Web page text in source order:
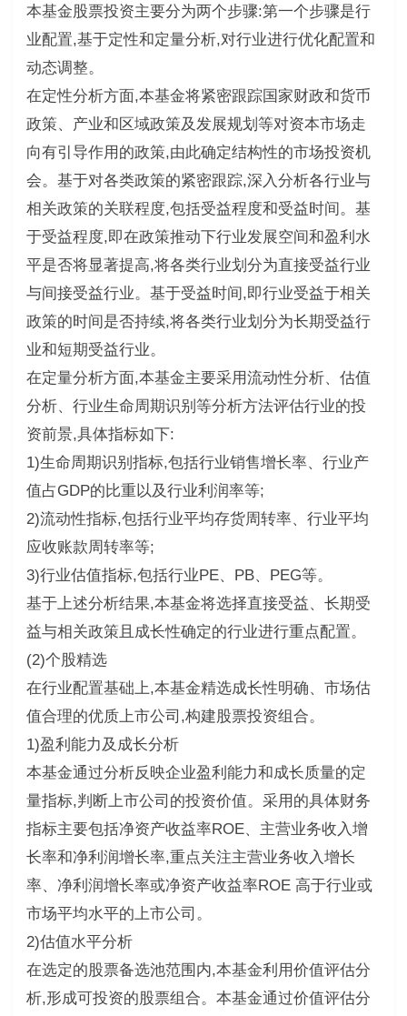
本基金股票投资主要分为两个步骤:第一个步骤是行
业配置,基于定性和定量分析,对行业进行优化配置和
动态调整。
在定性分析方面,本基金将紧密跟踪国家财政和货币
政策、产业和区域政策及发展规划等对资本市场走
向有引导作用的政策,由此确定结构性的市场投资机
会。基于对各类政策的紧密跟踪,深入分析各行业与
相关政策的关联程度,包括受益程度和受益时间。基
于受益程度,即在政策推动下行业发展空间和盈利水
平是否将显著提高,将各类行业划分为直接受益行业
与间接受益行业。基于受益时间,即行业受益于相关
政策的时间是否持续,将各类行业划分为长期受益行
业和短期受益行业。
在定量分析方面,本基金主要采用流动性分析、估值
分析、行业生命周期识别等分析方法评估行业的投
资前景,具体指标如下:
1)生命周期识别指标,包括行业销售增长率、行业产
值占GDP的比重以及行业利润率等;
2)流动性指标,包括行业平均存货周转率、行业平均
应收账款周转率等;
3)行业估值指标,包括行业PE、PB、PEG等。
基于上述分析结果,本基金将选择直接受益、长期受
益与相关政策且成长性确定的行业进行重点配置。
(2)个股精选
在行业配置基础上,本基金精选成长性明确、市场估
值合理的优质上市公司,构建股票投资组合。
1)盈利能力及成长分析
本基金通过分析反映企业盈利能力和成长质量的定
量指标,判断上市公司的投资价值。采用的具体财务
指标主要包括净资产收益率ROE、主营业务收入增
长率和净利润增长率,重点关注主营业务收入增长
率、净利润增长率或净资产收益率ROE 高于行业或
市场平均水平的上市公司。
2)估值水平分析
在选定的股票备选池范围内,本基金利用价值评估分
析,形成可投资的股票组合。本基金通过价值评估分